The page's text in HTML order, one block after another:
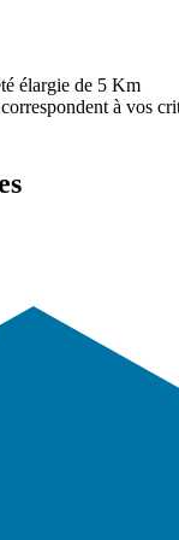
élargie de 5 Km
à vos